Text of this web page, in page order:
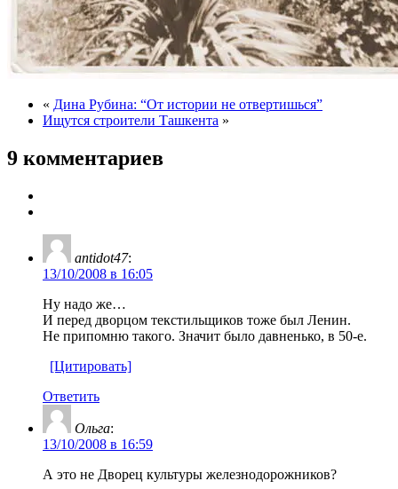
« Дина Рубина: “От истории не отвертишься”
Ищутся строители Ташкента »
9 комментариев
antidot47:
13/10/2008 в 16:05
Ну надо же…
И перед дворцом текстильщиков тоже был Ленин.
Не припомню такого. Значит было давненько, в 50-е.
[Цитировать]
Ответить
Ольга:
13/10/2008 в 16:59
А это не Дворец культуры железнодорожников?